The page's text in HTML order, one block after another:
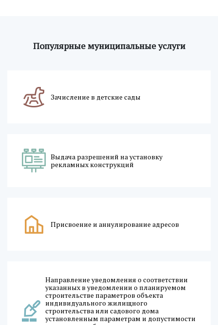
Популярные муниципальные услуги
Зачисление в детские сады
Выдача разрешений на установку
рекламных конструкций
Присвоение и аннулирование адресов
Направление уведомления о соответствии
указанных в уведомлении о планируемом
строительстве параметров объекта
индивидуального жилищного
строительства или садового дома
установленным параметрам и допустимости